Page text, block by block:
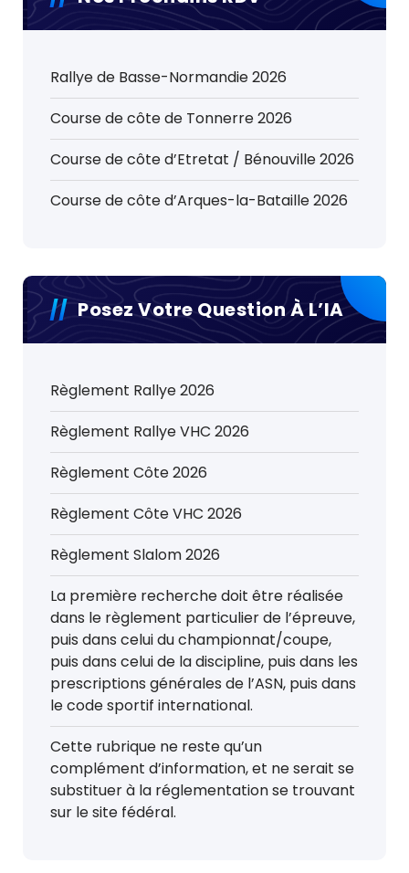
Rallye de Basse-Normandie 2026
Course de côte de Tonnerre 2026
Course de côte d’Etretat / Bénouville 2026
Course de côte d’Arques-la-Bataille 2026
Posez Votre Question À L’IA
Règlement Rallye 2026
Règlement Rallye VHC 2026
Règlement Côte 2026
Règlement Côte VHC 2026
Règlement Slalom 2026
La première recherche doit être réalisée
dans le règlement particulier de l’épreuve,
puis dans celui du championnat/coupe,
puis dans celui de la discipline, puis dans les
prescriptions générales de l’ASN, puis dans
le code sportif international.
Cette rubrique ne reste qu’un
complément d’information, et ne serait se
substituer à la réglementation se trouvant
sur le site fédéral.